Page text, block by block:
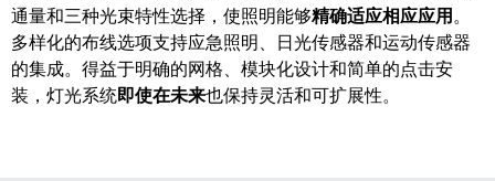
通量和三种光束特性选择，使照明能够精确适应相应应用 。
多样化的布线选项支持应急照明、日光传感器和运动传感器
的集成。得益于明确的网格、模块化设计和简单的点击安
装，灯光系统即使在未来也保持灵活和可扩展性。